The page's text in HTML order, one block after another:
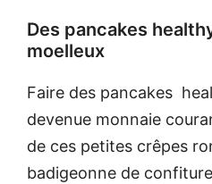
Des pancakes
moelleux
Faire des pancakes
devenue monnaie
de ces petites crêpes
badigeonne de